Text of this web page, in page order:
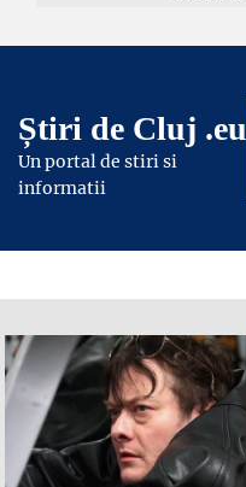
the
content
Știri de Cluj .eu
Un portal de stiri si
informatii